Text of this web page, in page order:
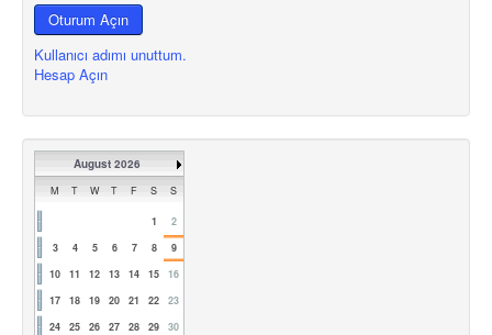
Oturum Açın
Kullanıcı adımı unuttum.
Hesap Açın
August 2026
M T W T F S S
1
2
3
4 5 6 7 8
9
10
11 12 13 14 15
16
17
18 19 20 21 22
23
24
25 26 27 28 29
30